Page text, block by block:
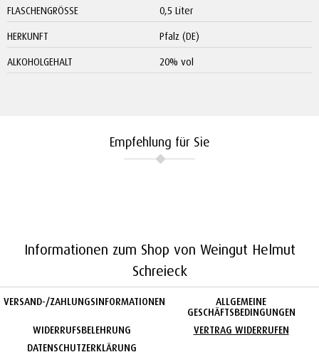
FLASCHENGRÖSSE
0,5 Liter
HERKUNFT
Pfalz (DE)
ALKOHOLGEHALT
20% vol
Empfehlung für Sie
Informationen zum Shop von Weingut Helmut
Schreieck
VERSAND-/ZAHLUNGSINFORMATIONEN ALLGEMEINE
GESCHÄFTSBEDINGUNGEN
WIDERRUFSBELEHRUNG
VERTRAG WIDERRUFEN
DATENSCHUTZERKLÄRUNG